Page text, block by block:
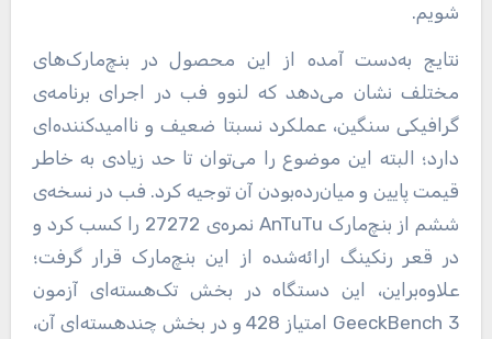
شویم.
نتایج به‌دست آمده از این محصول در بنچ‌مارک‌های
مختلف نشان می‌دهد که لنوو فب در اجرای برنامه‌ی
گرافیکی سنگین، عملکرد نسبتا ضعیف و ناامیدکننده‌ای
دارد؛ البته این موضوع را می‌توان تا حد زیادی به خاطر
قیمت پایین و میان‌رده‌بودن آن توجیه کرد. فب در نسخه‌ی
ششم از بنچ‌مارک AnTuTu نمره‌ی 27272 را کسب کرد و
در قعر رنکینگ ارائه‌شده از این بنچ‌مارک قرار گرفت؛
علاوه‌براین، این دستگاه در بخش تک‌هسته‌ای آزمون
GeeckBench 3 امتیاز 428 و در بخش چندهسته‌ای آن،